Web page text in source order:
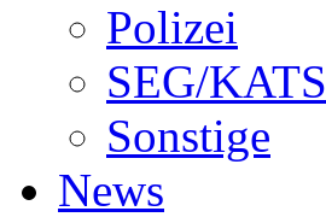
Polizei
SEG/KATS
Sonstige
News